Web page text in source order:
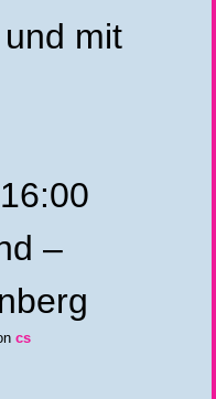
und mit
–
cs